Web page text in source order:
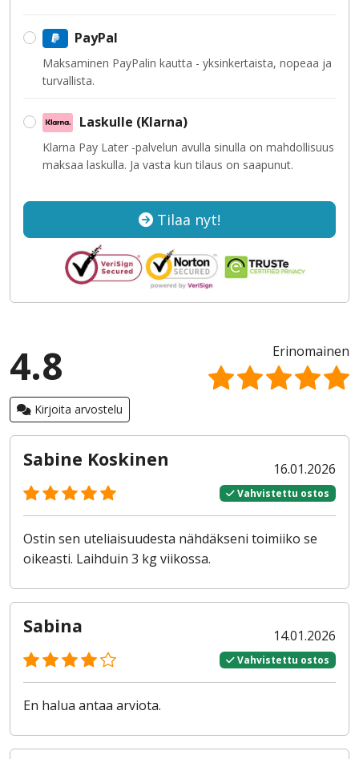
PayPal
Maksaminen PayPalin kautta - yksinkertaista, nopeaa ja
turvallista.
Laskulle (Klarna)
Klarna Pay Later -palvelun avulla sinulla on mahdollisuus
maksaa laskulla. Ja vasta kun tilaus on saapunut.
Tilaa nyt!
4.8 Erinomainen
Kirjoita arvostelu
Sabine Koskinen 16.01.2026
Vahvistettu ostos
Ostin sen uteliaisuudesta nähdäkseni toimiiko se
oikeasti. Laihduin 3 kg viikossa.
Sabina 14.01.2026
Vahvistettu ostos
En halua antaa arviota.